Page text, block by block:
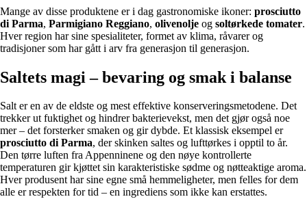
Mange av disse produktene er i dag gastronomiske ikoner: prosciutto
di Parma, Parmigiano Reggiano, olivenolje og soltørkede tomater.
Hver region har sine spesialiteter, formet av klima, råvarer og
tradisjoner som har gått i arv fra generasjon til generasjon.
Saltets magi – bevaring og smak i balanse
Salt er en av de eldste og mest effektive konserveringsmetodene. Det
trekker ut fuktighet og hindrer bakterievekst, men det gjør også noe
mer – det forsterker smaken og gir dybde. Et klassisk eksempel er
prosciutto di Parma, der skinken saltes og lufttørkes i opptil to år.
Den tørre luften fra Appenninene og den nøye kontrollerte
temperaturen gir kjøttet sin karakteristiske sødme og nøtteaktige aroma.
Hver produsent har sine egne små hemmeligheter, men felles for dem
alle er respekten for tid – en ingrediens som ikke kan erstattes.